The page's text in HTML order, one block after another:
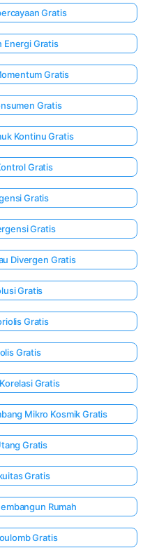
Gratis
Energi Gratis
Gratis
Gratis
Kontinu Gratis
Gratis
Gratis
Gratis
Divergen Gratis
Gratis
Gratis
Gratis
Gratis
Mikro Kosmik Gratis
Gratis
Gratis
Rumah
Gratis